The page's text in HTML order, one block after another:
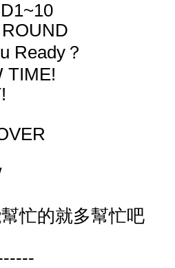
Ready？
TIME!
忙的就多幫忙吧